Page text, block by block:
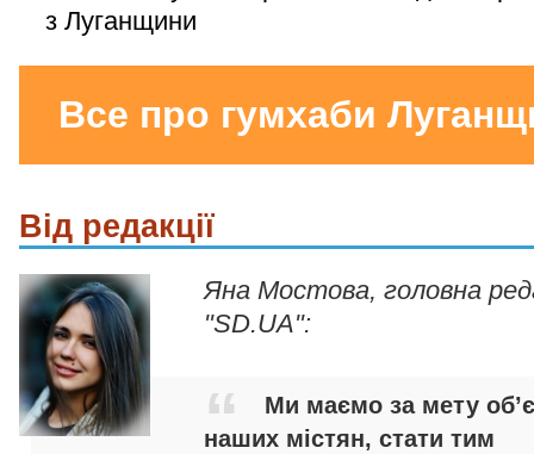
з Луганщини
Все про гумхаби
Від редакції
Яна Мостова, головна
"SD.UA":
Ми маємо за мету
наших містян, стати тим